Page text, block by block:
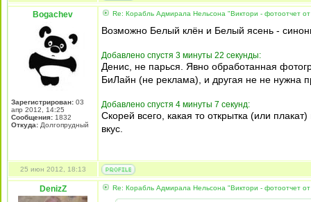
Bogachev
Зарегистрирован: 03
апр 2012, 14:25
Сообщения: 1832
Откуда: Долгопрудный
Re: Корабль Адмирала Нельсона "Виктори - фотоотчет от
Возможно Белый клён и Белый ясень -
Добавлено спустя 3 минуты 22 секунды:
Денис, не парься. Явно обработанная
БиЛайн (не реклама), и другая не не нужна
Добавлено спустя 4 минуты 7 секунд:
Скорей всего, какая то открытка (или
вкус.
25 июн 2012, 18:13
DenizZ Re: Корабль Адмирала Нельсона "Виктори - фотоотчет от